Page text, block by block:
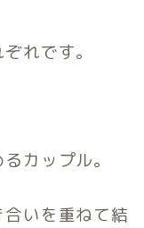
れです。
カップル。
合いを重ねて結